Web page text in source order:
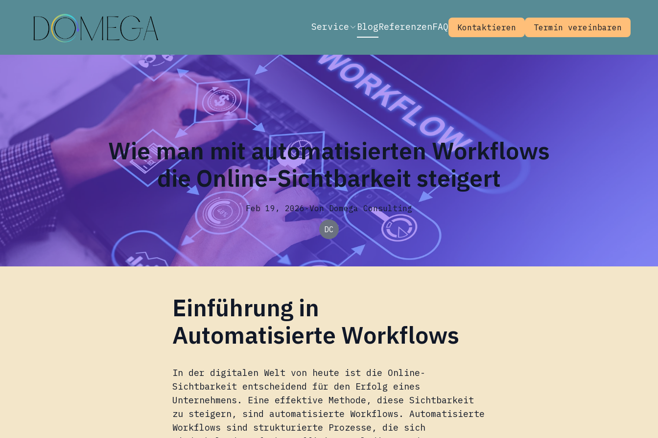
Service BlogReferenzenFAQ Kontaktieren Termin vereinbaren
Wie man mit automatisierten Workflows
die Online-Sichtbarkeit steigert
Feb 19, 2026·Von Domega Consulting
DC
Einführung in
Automatisierte Workflows
In der digitalen Welt von heute ist die Online-
Sichtbarkeit entscheidend für den Erfolg eines
Unternehmens. Eine effektive Methode, diese Sichtbarkeit
zu steigern, sind automatisierte Workflows. Automatisierte
Workflows sind strukturierte Prozesse, die sich